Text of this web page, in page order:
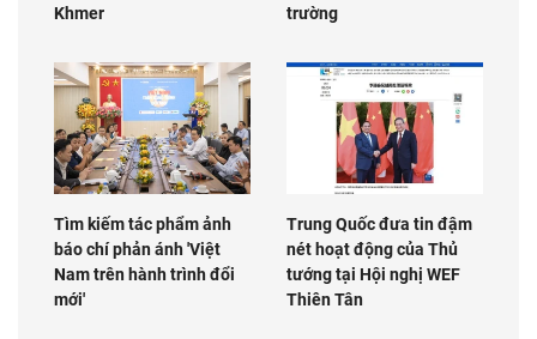
Khmer
trường
Tìm kiếm tác phẩm ảnh
báo chí phản ánh 'Việt
Nam trên hành trình đổi
mới'
Trung Quốc đưa tin đậm
nét hoạt động của Thủ
tướng tại Hội nghị WEF
Thiên Tân